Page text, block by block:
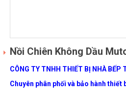
Nồi Chiên Không Dầu
CÔNG TY TNHH THIẾT BỊ NHÀ BẾP
Chuyên phân phối và bảo hành thiết